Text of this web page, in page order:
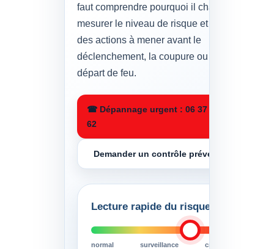
faut comprendre pourquoi il chauffe,
mesurer le niveau de risque et décider
des actions à mener avant le
déclenchement, la coupure ou le
départ de feu.
☎ Dépannage urgent : 06 37 67 91
62
Demander un contrôle préventif
Lecture rapide du risque
normal surveillance critique